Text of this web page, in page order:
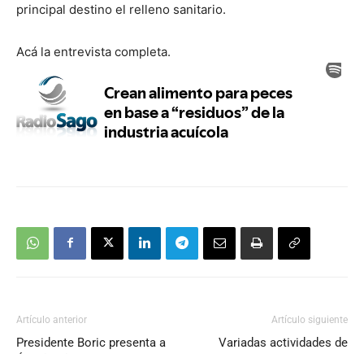
principal destino el relleno sanitario.
Acá la entrevista completa.
Artículo anterior
Presidente Boric presenta a
Artículo siguiente
Variadas actividades de